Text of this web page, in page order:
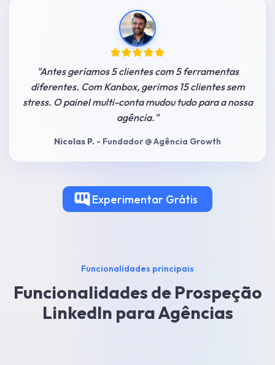
"Antes geríamos 5 clientes com 5 ferramentas
diferentes. Com Kanbox, gerimos 15 clientes sem
stress. O painel multi-conta mudou tudo para a nossa
agência. "
Nicolas P. - Fundador @ Agência Growth
Experimentar Grátis
Funcionalidades principais
Funcionalidades de Prospeção
LinkedIn para Agências